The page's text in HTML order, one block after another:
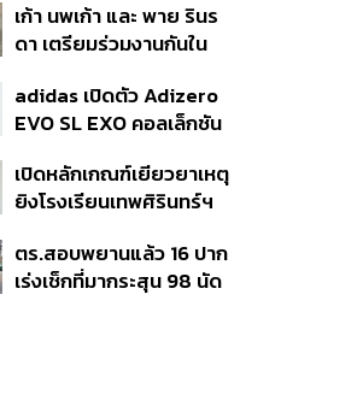
แม้ศาลสูงสุดเคยตัดสิน
คัดค้าน
เก้า นพเก้า และ พาย รินร
ดา เตรียมร่วมงานกันใน
Taste In Time’
adidas เปิดตัว Adizero
EVO SL EXO คอลเล็กชัน
Football
เปิดหลักเกณฑ์เยียวยาเหตุ
ยิงโรงเรียนเทพศิรินทร์ฯ
เจ็บสูงสุด 1 แสน เยียวยา
จิตใจ 5 ระดับ
ตร.สอบพยานแล้ว 16 ปาก
เร่งเช็กที่มากระสุน 98 นัด